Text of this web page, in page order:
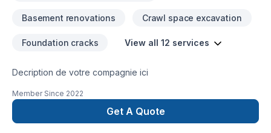
Basement renovations Crawl space excavation
Foundation cracks View all 12 services
Decription de votre compagnie ici
Member Since 2022
Get A Quote